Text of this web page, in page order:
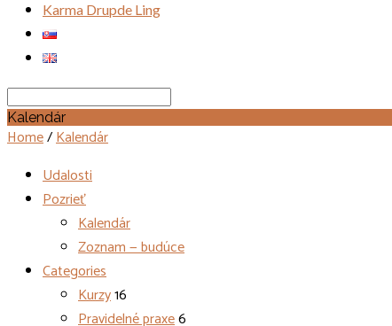
Karma Drupde Ling
Search
Kalendár
Home/Kalendár
Udalosti
Pozrieť
Kalendár
Zoznam — budúce
Categories
Kurzy16
Pravidelné praxe6